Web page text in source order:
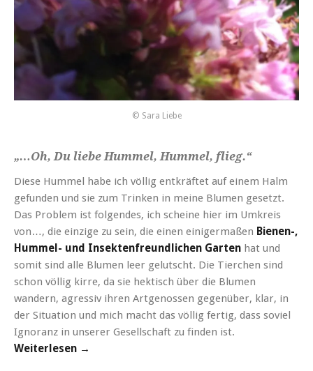
© Sara Liebe
„…Oh, Du liebe Hummel, Hummel, flieg.“
Diese Hummel habe ich völlig entkräftet auf einem Halm
gefunden und sie zum Trinken in meine Blumen gesetzt.
Das Problem ist folgendes, ich scheine hier im Umkreis
von…, die einzige zu sein, die einen einigermaßen Bienen-,
Hummel- und Insektenfreundlichen Garten hat und
somit sind alle Blumen leer gelutscht. Die Tierchen sind
schon völlig kirre, da sie hektisch über die Blumen
wandern, agressiv ihren Artgenossen gegenüber, klar, in
der Situation und mich macht das völlig fertig, dass soviel
Ignoranz in unserer Gesellschaft zu finden ist.
Weiterlesen →